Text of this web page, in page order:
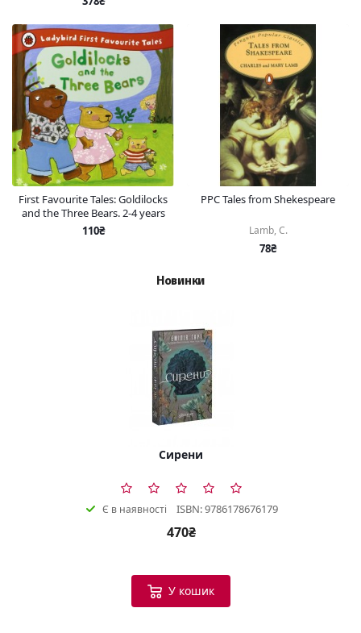
First Favourite Tales: Goldilocks
and the Three Bears. 2-4 years
110₴
PPC Tales from Shekespeare
Lamb, C.
78₴
Новинки
Сирени
Є в наявності ISBN: 9786178676179
470₴
У кошик